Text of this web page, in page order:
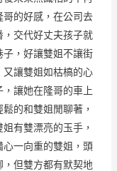
的好感，在公司去
交代好丈夫孩子就
，好讓雙姐不讓街
讓雙姐如枯槁的心
讓她在隆哥的車上
的和雙姐閒聊著，
有雙漂亮的玉手，
一向重的雙姐，頭
但雙方都有默契地